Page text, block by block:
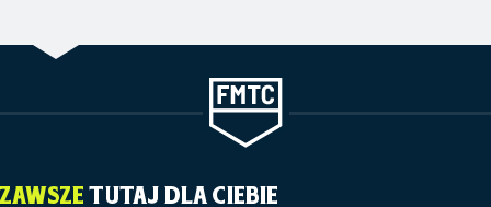
ZAWSZE TUTAJ DLA CIEBIE